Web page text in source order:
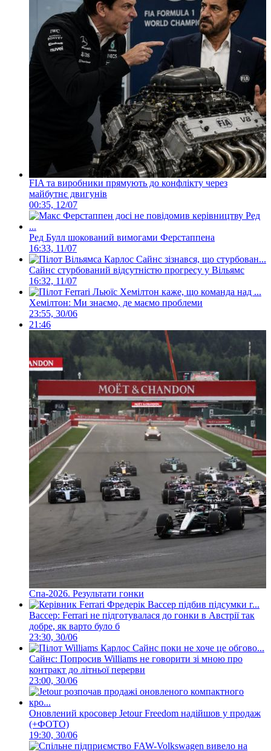
FIA та виробники прямують до конфлікту через
майбутнє двигунів
00:35, 12/07
Ред Булл шокований вимогами Ферстаппена
16:33, 11/07
Сайнс стурбований відсутністю прогресу у Вільямс
16:32, 11/07
Хемілтон: Ми знаємо, де маємо проблеми
23:55, 30/06
21:46
Спа-2026. Результати гонки
Вассер: Ferrari не підготувалася до гонки в Австрії так
добре, як варто було б
23:30, 30/06
Сайнс: Попросив Williams не говорити зі мною про
контракт до літньої перерви
23:00, 30/06
Оновлений кросовер Jetour Freedom надійшов у продаж
(+ФОТО)
19:30, 30/06